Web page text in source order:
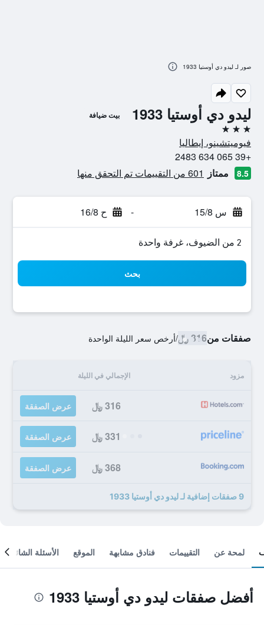
ليدو دي أوستيا 1933 بيت ضيافة
3 نجوم
فيوميتشينو، إيطاليا
+39 065 634 2483
8.5 ممتاز 601 من التقييمات تم التحقق منها
س 15/8 - ح 16/8
2 من الضيوف، غرفة واحدة
بحث
صفقات من316 ﷼ /أرخص سعر الليلة الواحدة
مزود الإجمالي في الليلة
316 ﷼ عرض الصفقة
331 ﷼ عرض الصفقة
368 ﷼ عرض الصفقة
9 صفقات إضافية لـ ليدو دي أوستيا 1933
صور لـ ليدو دي أوستيا 1933
لمحة عن التقييمات فنادق مشابهة الموقع الأسئلة الشائعة
أفضل صفقات ليدو دي أوستيا 1933